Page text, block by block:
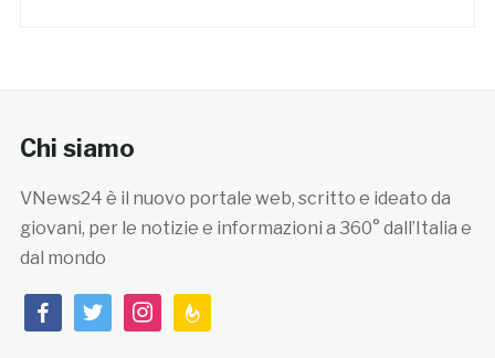
Chi siamo
VNews24 è il nuovo portale web, scritto e ideato da
giovani, per le notizie e informazioni a 360° dall’Italia e
dal mondo
facebooktwitterinstagramfeedburner